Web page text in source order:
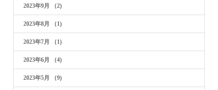
2023年9月 （2)
2023年8月 （1)
2023年7月 （1)
2023年6月 （4)
2023年5月 （9)